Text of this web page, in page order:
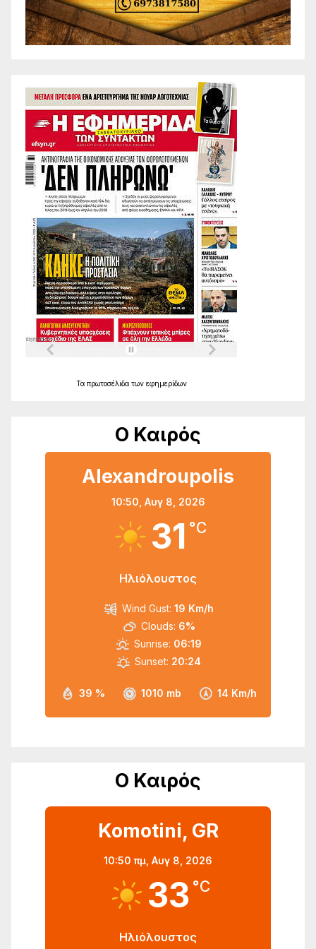
Τα πρωτοσέλιδα των εφημερίδων
Ο Καιρός
Alexandroupolis
10:50, Αυγ 8, 2026
31 °C
Ηλιόλουστος
39 % 1010 mb 14 Km/h
Wind Gust: 19 Km/h
Clouds: 6%
Sunrise: 06:19
Sunset: 20:24
Ο Καιρός
Komotini, GR
10:50 πμ, Αυγ 8, 2026
33 °C
Ηλιόλουστος